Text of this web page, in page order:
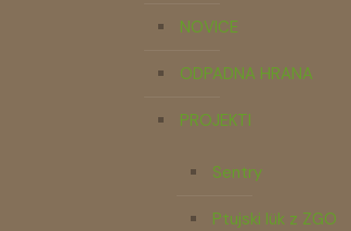
NOVICE
ODPADNA HRANA
PROJEKTI
Sentry
Ptujski lük z ZGO